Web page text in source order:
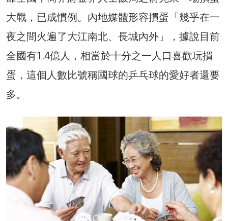
大戰，已成慣例。內地媒體形容摜蛋「幾乎在一
夜之間火遍了大江南北、長城內外」，據說目前
全國有1.4億人，相當於十分之一人口喜歡玩摜
蛋，這個人數比號稱國球的乒乓球的愛好者還要
多。